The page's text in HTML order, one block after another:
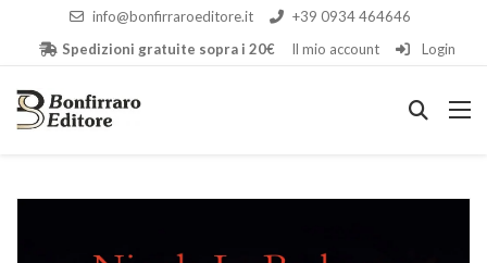
info@bonfirraroeditore.it
+39 0934 464646
Spedizioni gratuite sopra i 20€
Il mio account Login